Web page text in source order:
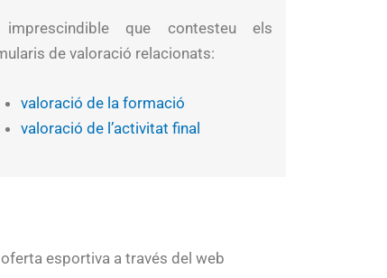
que contesteu els
de valoració relacionats:
valoració de la formació
valoració de l’activitat final
esportiva a través del web